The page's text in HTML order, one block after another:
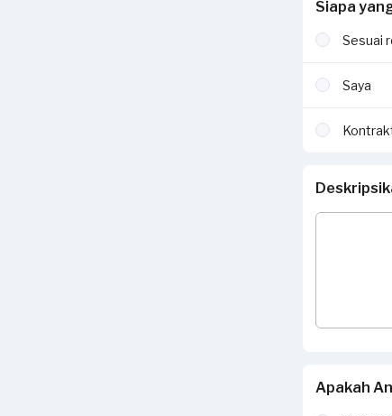
Siapa
Sesuai
Saya
Apakah